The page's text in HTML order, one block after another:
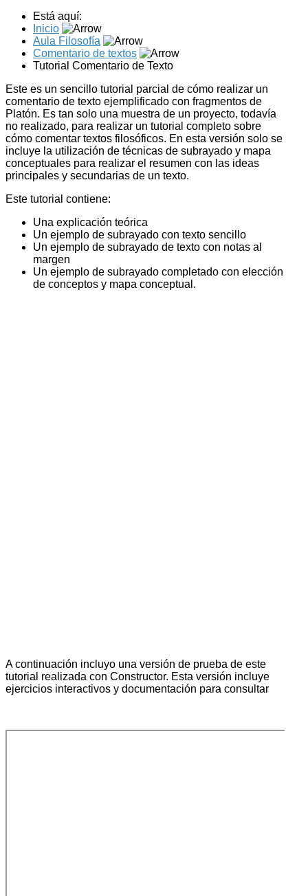
Está aquí:
Inicio
Aula Filosofía
Comentario de textos
Tutorial Comentario de Texto
Este es un sencillo tutorial parcial de cómo realizar un
comentario de texto ejemplificado con fragmentos de
Platón. Es tan solo una muestra de un proyecto, todavía
no realizado, para realizar un tutorial completo sobre
cómo comentar textos filosóficos. En esta versión solo se
incluye la utilización de técnicas de subrayado y mapa
conceptuales para realizar el resumen con las ideas
principales y secundarias de un texto.
Este tutorial contiene:
Una explicación teórica
Un ejemplo de subrayado con texto sencillo
Un ejemplo de subrayado de texto con notas al
margen
Un ejemplo de subrayado completado con elección
de conceptos y mapa conceptual.
A continuación incluyo una versión de prueba de este
tutorial realizada con Constructor. Esta versión incluye
ejercicios interactivos y documentación para consultar